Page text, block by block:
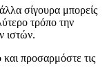
σίγουρα μπορείς
τρόπο την
ιστών.
προσαρμόστε τις